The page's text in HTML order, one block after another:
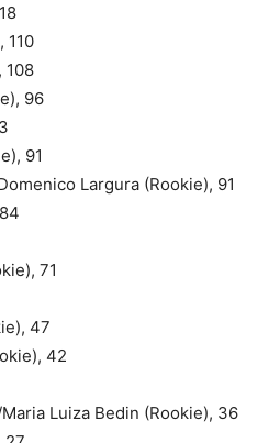
110
108
96
91
Largura (Rookie), 91
71
47
42
Luiza Bedin (Rookie), 36